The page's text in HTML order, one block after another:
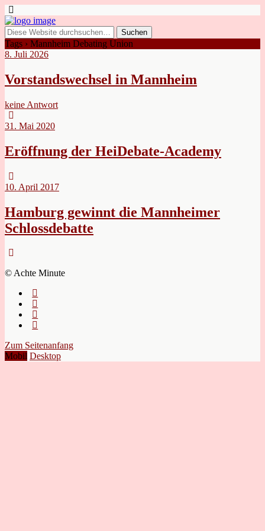
Tags › Mannheim Debating Union
8. Juli 2026
Vorstandswechsel in Mannheim
keine Antwort
31. Mai 2020
Eröffnung der HeiDebate-Academy
10. April 2017
Hamburg gewinnt die Mannheimer
Schlossdebatte
© Achte Minute
Zum Seitenanfang
Mobil Desktop